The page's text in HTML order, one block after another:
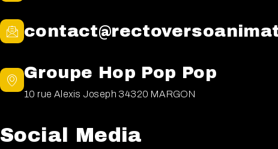
Groupe Hop Pop Pop
10 rue Alexis Joseph 34320 MARGON
Social Media